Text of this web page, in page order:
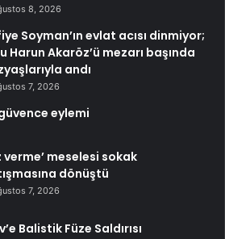
8, 2026
Soyman’ın evlat acısı dinmiyor;
Harun Akaröz’ü mezarı başında
andı
7, 2026
eylemi
verme’ meselesi sokak
dönüştü
7, 2026
Balistik Füze Saldırısı